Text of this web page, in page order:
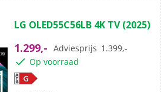
van
5
sterren.
109
LG OLED55C56LB 4K TV (2025)
1.299,- Adviesprijs 1.399,-
Op voorraad